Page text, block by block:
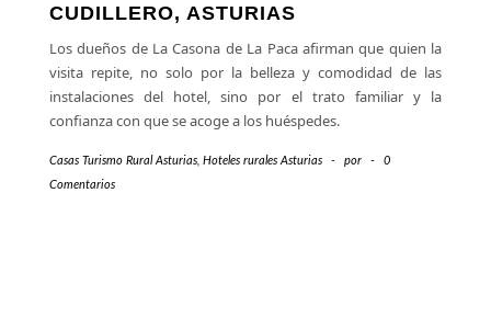
CUDILLERO, ASTURIAS
Los dueños de La Casona de La Paca afirman que quien la
visita repite, no solo por la belleza y comodidad de las
instalaciones del hotel, sino por el trato familiar y la
confianza con que se acoge a los huéspedes.
Casas Turismo Rural Asturias Hoteles rurales Asturias - por -
0
Comentarios